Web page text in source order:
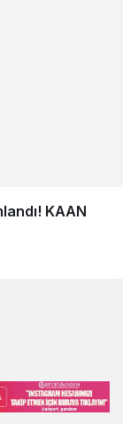
KAAN